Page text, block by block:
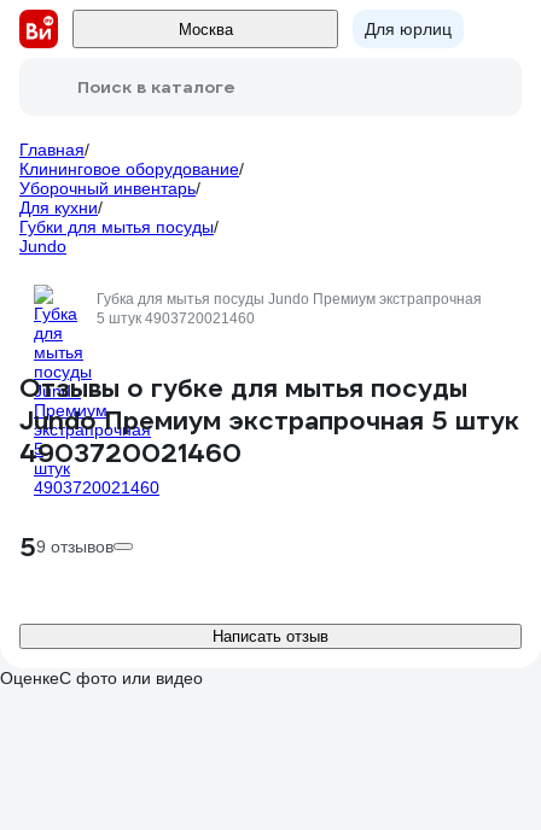
Москва Для юрлиц
Поиск в каталоге
Главная/
Клининговое оборудование/
Уборочный инвентарь/
Для кухни/
Губки для мытья посуды/
Jundo
Губка для мытья посуды Jundo Премиум экстрапрочная
5 штук 4903720021460
Отзывы о губке для мытья посуды
Jundo Премиум экстрапрочная 5 штук
4903720021460
59 отзывов
Написать отзыв
ОценкеС фото или видео